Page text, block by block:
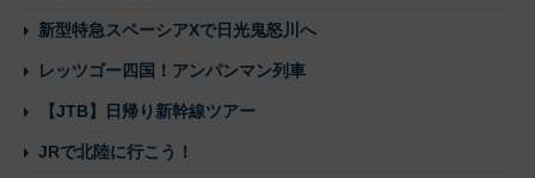
新型特急スペーシアXで日光鬼怒川へ
レッツゴー四国！アンパンマン列車
【JTB】日帰り新幹線ツアー
JRで北陸に行こう！